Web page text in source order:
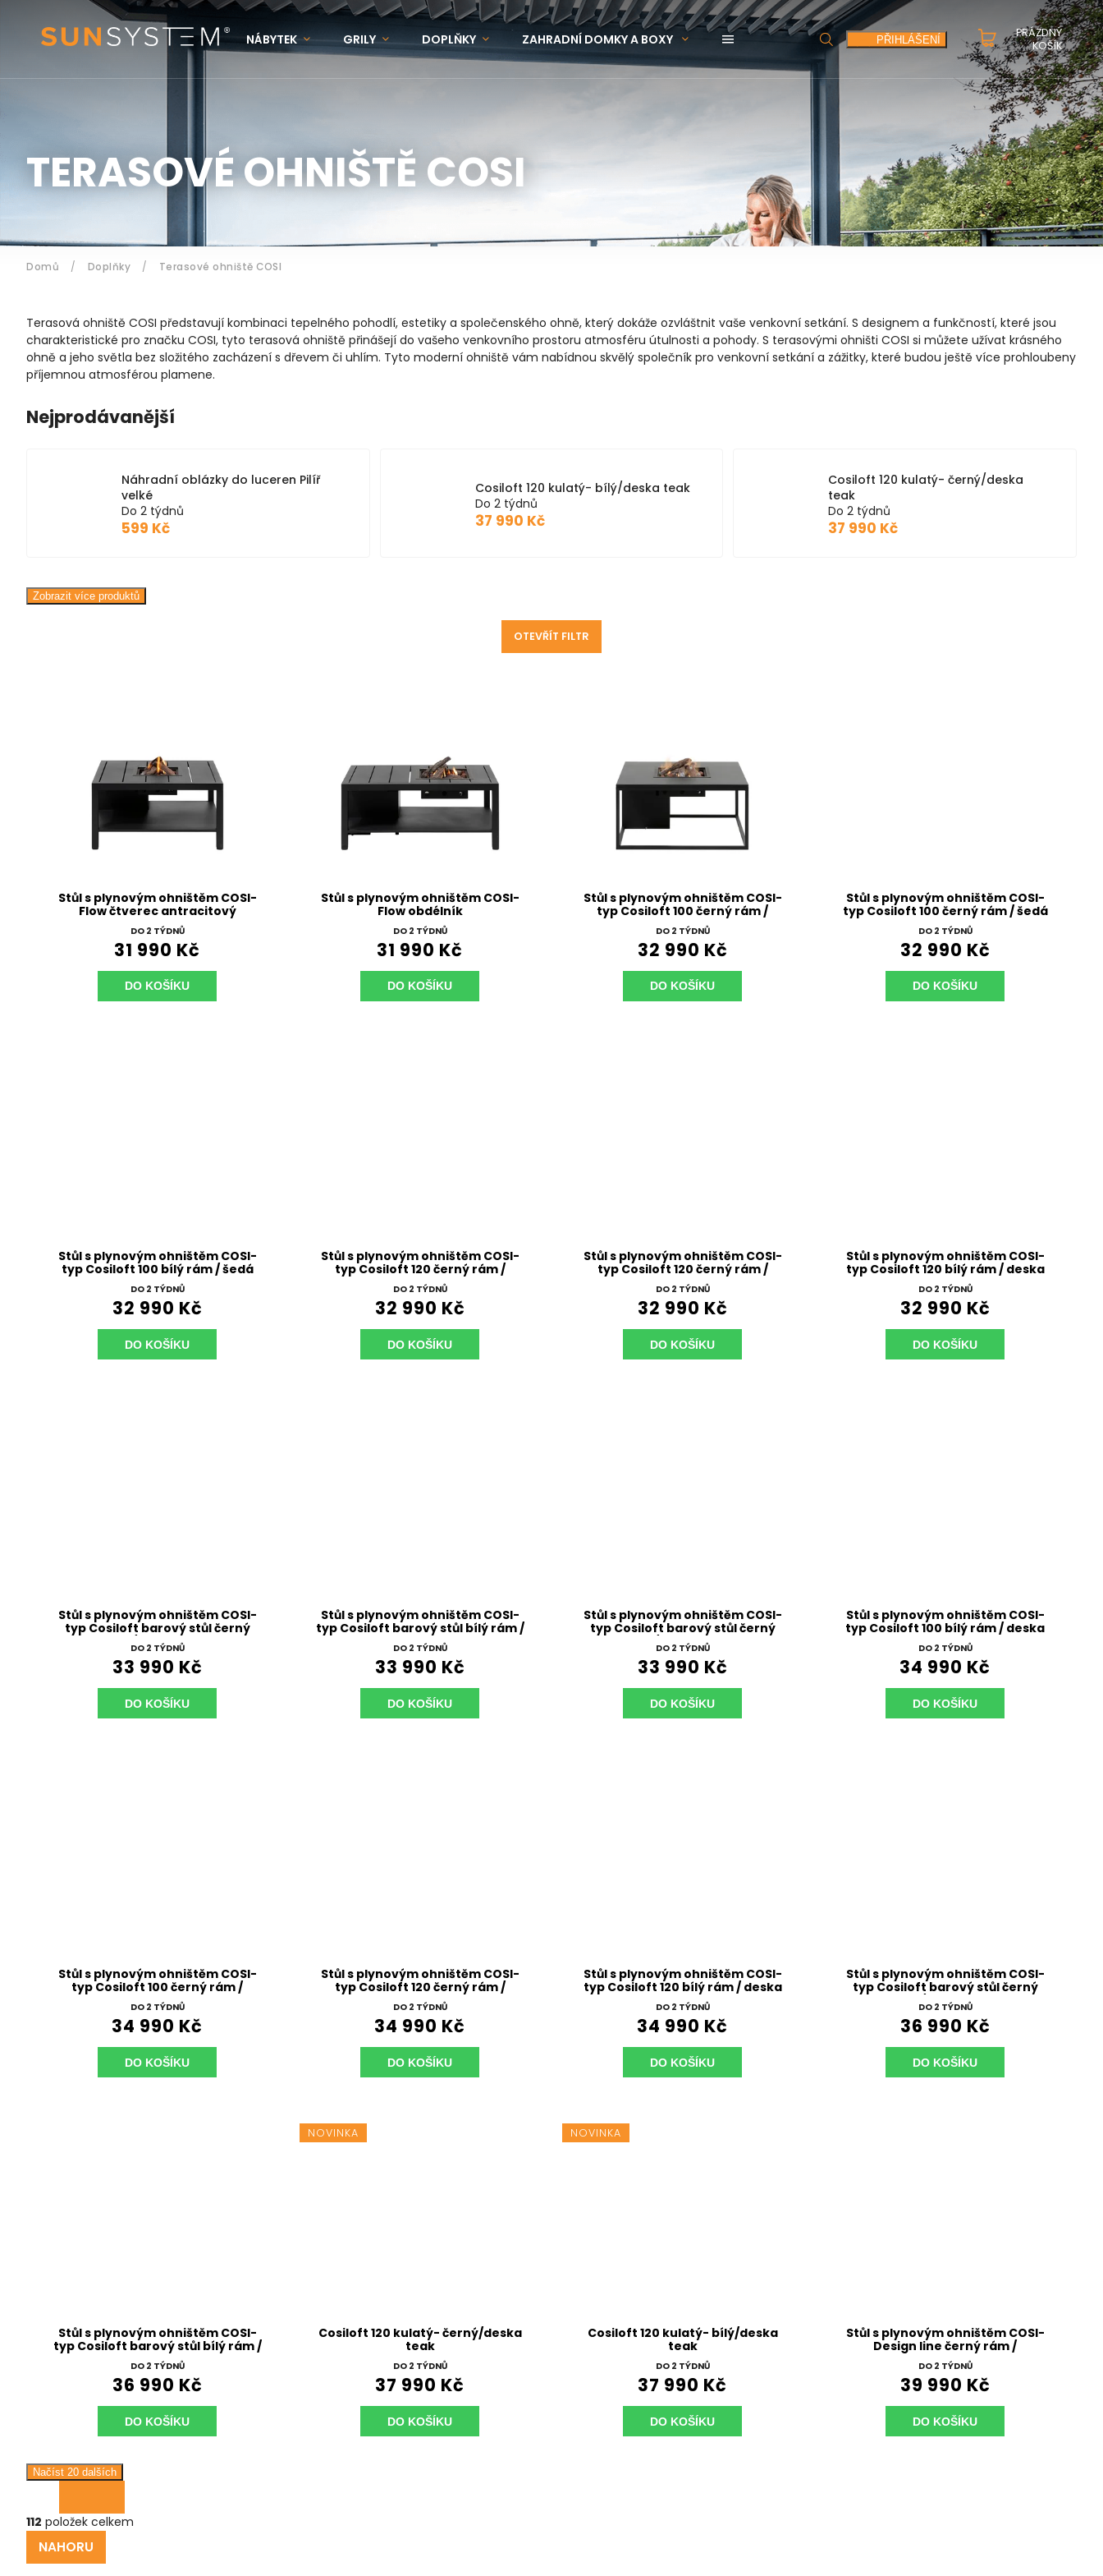
HLEDAT
PRÁZDNÝ
KOŠÍK
PŘIHLÁŠENÍ
NÁBYTEK GRILY DOPLŇKY ZAHRADNÍ DOMKY A BOXY
TERASOVÉ OHNIŠTĚ COSI
Domů / Doplňky / Terasové ohniště COSI
Terasová ohniště COSI představují kombinaci tepelného pohodlí, estetiky a společenského ohně, který dokáže ozvláštnit vaše venkovní setkání. S designem a funkčností, které jsou
charakteristické pro značku COSI, tyto terasová ohniště přinášejí do vašeho venkovního prostoru atmosféru útulnosti a pohody. S terasovými ohništi COSI si můžete užívat krásného
ohně a jeho světla bez složitého zacházení s dřevem či uhlím. Tyto moderní ohniště vám nabídnou skvělý společník pro venkovní setkání a zážitky, které budou ještě více prohloubeny
příjemnou atmosférou plamene.
Nejprodávanější
Náhradní oblázky do luceren Pilíř
velké
Do 2 týdnů
599 Kč
Cosiloft 120 kulatý- bílý/deska teak
Do 2 týdnů
37 990 Kč
Cosiloft 120 kulatý- černý/deska
teak
Do 2 týdnů
37 990 Kč
Zobrazit více produktů
OTEVŘÍT FILTR
Stůl s plynovým ohništěm COSI-
Flow čtverec antracitový
DO 2 TÝDNŮ
31 990 Kč
DO KOŠÍKU
Stůl s plynovým ohništěm COSI-
Flow obdélník
DO 2 TÝDNŮ
31 990 Kč
DO KOŠÍKU
Stůl s plynovým ohništěm COSI-
typ Cosiloft 100 černý rám /
černá deska
DO 2 TÝDNŮ
32 990 Kč
DO KOŠÍKU
Stůl s plynovým ohništěm COSI-
typ Cosiloft 100 černý rám / šedá
deska
DO 2 TÝDNŮ
32 990 Kč
DO KOŠÍKU
Stůl s plynovým ohništěm COSI-
typ Cosiloft 100 bílý rám / šedá
deska
DO 2 TÝDNŮ
32 990 Kč
DO KOŠÍKU
Stůl s plynovým ohništěm COSI-
typ Cosiloft 120 černý rám /
černá deska
DO 2 TÝDNŮ
32 990 Kč
DO KOŠÍKU
Stůl s plynovým ohništěm COSI-
typ Cosiloft 120 černý rám /
deska šedá
DO 2 TÝDNŮ
32 990 Kč
DO KOŠÍKU
Stůl s plynovým ohništěm COSI-
typ Cosiloft 120 bílý rám / deska
šedá
DO 2 TÝDNŮ
32 990 Kč
DO KOŠÍKU
Stůl s plynovým ohništěm COSI-
typ Cosiloft barový stůl černý
rám / šedá deska
DO 2 TÝDNŮ
33 990 Kč
DO KOŠÍKU
Stůl s plynovým ohništěm COSI-
typ Cosiloft barový stůl bílý rám /
šedá deska
DO 2 TÝDNŮ
33 990 Kč
DO KOŠÍKU
Stůl s plynovým ohništěm COSI-
typ Cosiloft barový stůl černý
rám / černá deska
DO 2 TÝDNŮ
33 990 Kč
DO KOŠÍKU
Stůl s plynovým ohništěm COSI-
typ Cosiloft 100 bílý rám / deska
teak
DO 2 TÝDNŮ
34 990 Kč
DO KOŠÍKU
Stůl s plynovým ohništěm COSI-
typ Cosiloft 100 černý rám /
deska teak
DO 2 TÝDNŮ
34 990 Kč
DO KOŠÍKU
Stůl s plynovým ohništěm COSI-
typ Cosiloft 120 černý rám /
deska teak
DO 2 TÝDNŮ
34 990 Kč
DO KOŠÍKU
Stůl s plynovým ohništěm COSI-
typ Cosiloft 120 bílý rám / deska
teak
DO 2 TÝDNŮ
34 990 Kč
DO KOŠÍKU
Stůl s plynovým ohništěm COSI-
typ Cosiloft barový stůl černý
rám / deska teak
DO 2 TÝDNŮ
36 990 Kč
DO KOŠÍKU
Stůl s plynovým ohništěm COSI-
typ Cosiloft barový stůl bílý rám /
deska teak
DO 2 TÝDNŮ
36 990 Kč
DO KOŠÍKU
NOVINKA
Cosiloft 120 kulatý- černý/deska
teak
DO 2 TÝDNŮ
37 990 Kč
DO KOŠÍKU
NOVINKA
Cosiloft 120 kulatý- bílý/deska
teak
DO 2 TÝDNŮ
37 990 Kč
DO KOŠÍKU
Stůl s plynovým ohništěm COSI-
Design line černý rám /
keramická deska šedá
DO 2 TÝDNŮ
39 990 Kč
DO KOŠÍKU
Načíst 20 dalších
112 položek celkem
NAHORU